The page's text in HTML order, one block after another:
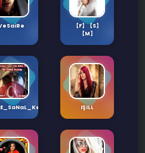
【F】【S】
【M】
IŞILL